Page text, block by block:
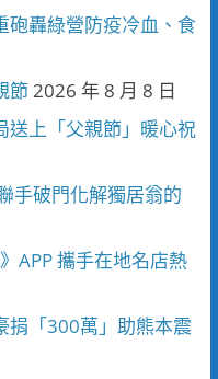
砲轟綠營防疫冷血、食
節 2026 年 8 月 8 日
送上「父親節」暖心祝
手破門化解獨居翁的
APP 攜手在地名店熱
捐「300萬」助熊本震